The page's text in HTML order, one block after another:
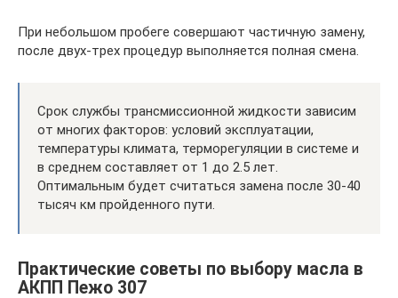
При небольшом пробеге совершают частичную замену,
после двух-трех процедур выполняется полная смена.
Срок службы трансмиссионной жидкости зависим
от многих факторов: условий эксплуатации,
температуры климата, терморегуляции в системе и
в среднем составляет от 1 до 2.5 лет.
Оптимальным будет считаться замена после 30-40
тысяч км пройденного пути.
Практические советы по выбору масла в
АКПП Пежо 307